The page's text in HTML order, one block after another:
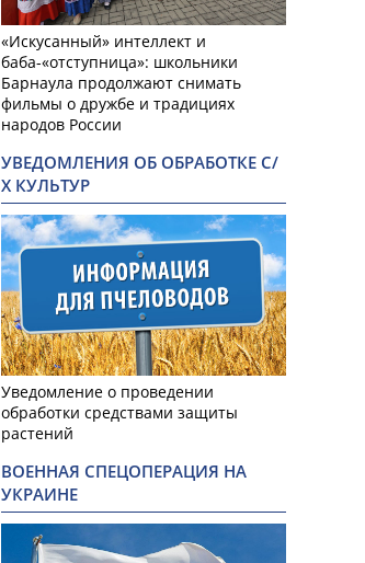
«Искусанный» интеллект и
баба-«отступница»: школьники
Барнаула продолжают снимать
фильмы о дружбе и традициях
народов России
УВЕДОМЛЕНИЯ ОБ ОБРАБОТКЕ С/
Х КУЛЬТУР
Уведомление о проведении
обработки средствами защиты
растений
ВОЕННАЯ СПЕЦОПЕРАЦИЯ НА
УКРАИНЕ